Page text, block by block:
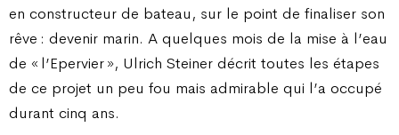
en constructeur de bateau, sur le point de finaliser son
rêve : devenir marin. A quelques mois de la mise à l’eau
de « l’Epervier », Ulrich Steiner décrit toutes les étapes
de ce projet un peu fou mais admirable qui l’a occupé
durant cinq ans.